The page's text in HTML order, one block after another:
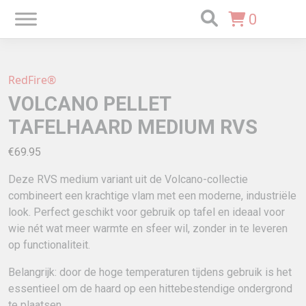
0
RedFire®
VOLCANO PELLET
TAFELHAARD MEDIUM RVS
€69.95
Deze RVS medium variant uit de Volcano-collectie
combineert een krachtige vlam met een moderne, industriële
look. Perfect geschikt voor gebruik op tafel en ideaal voor
wie nét wat meer warmte en sfeer wil, zonder in te leveren
op functionaliteit.
Belangrijk: door de hoge temperaturen tijdens gebruik is het
essentieel om de haard op een hittebestendige ondergrond